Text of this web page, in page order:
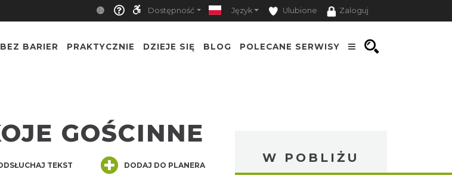
Dostępność Język Ulubione Zaloguj
BEZ BARIER PRAKTYCZNIE DZIEJE SIĘ BLOG POLECANE SERWISY
GOŚCINNE
TEKST DODAJ DO PLANERA
W POBLIŻU